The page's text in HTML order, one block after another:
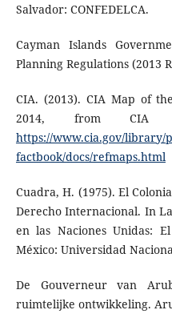
Salvador: CONFEDELCA.
Cayman Islands
Planning Regulations (2013
CIA. (2013). CIA Map of
2014, from CIA
https://www.cia.gov/library/
factbook/docs/refmaps.html
Cuadra, H. (1975). El
Derecho Internacional. In
en las Naciones Unidas:
México: Universidad
De Gouverneur van
ruimtelijke ontwikkeling.